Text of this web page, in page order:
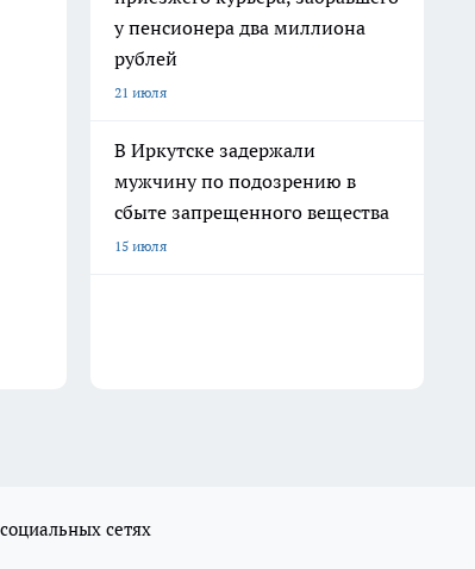
у пенсионера два миллиона
рублей
21 июля
В Иркутске задержали
мужчину по подозрению в
сбыте запрещенного вещества
15 июля
сетях